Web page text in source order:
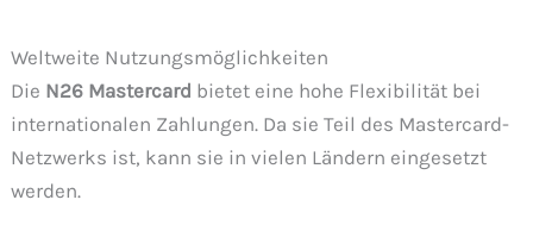
Weltweite Nutzungsmöglichkeiten
Die N26 Mastercard bietet eine hohe Flexibilität bei
internationalen Zahlungen. Da sie Teil des Mastercard-
Netzwerks ist, kann sie in vielen Ländern eingesetzt
werden.